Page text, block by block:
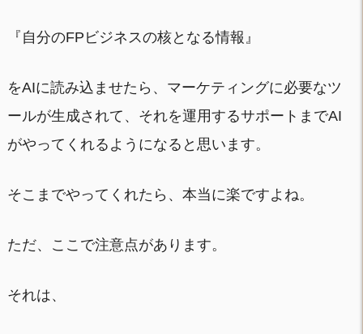
『自分のFPビジネスの核となる情報』
をAIに読み込ませたら、マーケティングに必要なツ
ールが生成されて、それを運用するサポートまでAI
がやってくれるようになると思います。
そこまでやってくれたら、本当に楽ですよね。
ただ、ここで注意点があります。
それは、